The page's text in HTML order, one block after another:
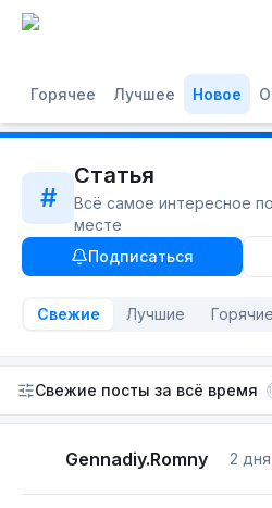
Горячее Лучшее Новое
#
Статья
Всё самое интересное
месте
Подписаться
Свежие Лучшие Горячие
Свежие посты за всё время
Gennadiy.Romny 2